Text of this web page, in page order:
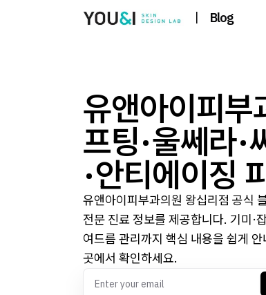
| Blog
유앤아이피부
프팅·울쎄라·
·안티에이징
유앤아이피부과의원 왕십리점 공식
전문 진료 정보를 제공합니다. 기미·
여드름 관리까지 핵심 내용을 쉽게
곳에서 확인하세요.